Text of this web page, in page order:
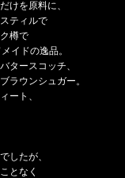
けを原料に、
ティルで
樽で
イドの逸品。
タースコッチ、
ラウンシュガー。
ート、
したが、
となく